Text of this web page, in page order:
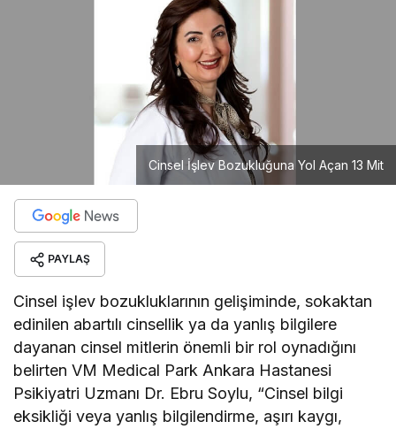
Cinsel İşlev Bozukluğuna Yol Açan 13 Mit
PAYLAŞ
Cinsel işlev bozukluklarının gelişiminde, sokaktan
edinilen abartılı cinsellik ya da yanlış bilgilere
dayanan cinsel mitlerin önemli bir rol oynadığını
belirten VM Medical Park Ankara Hastanesi
Psikiyatri Uzmanı Dr. Ebru Soylu, “Cinsel bilgi
eksikliği veya yanlış bilgilendirme, aşırı kaygı,